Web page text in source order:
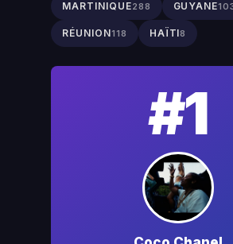
MARTINIQUE288 GUYANE
RÉUNION118 HAÏTI8
#1